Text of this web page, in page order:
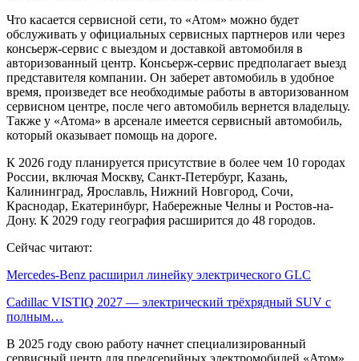
Что касается сервисной сети, то «Атом» можно будет
обслуживать у официальных сервисных партнеров или через
консьерж-сервис с выездом и доставкой автомобиля в
авторизованный центр. Консьерж-сервис предполагает выезд
представителя компании. Он заберет автомобиль в удобное
время, произведет все необходимые работы в авторизованном
сервисном центре, после чего автомобиль вернется владельцу.
Также у «Атома» в арсенале имеется сервисный автомобиль,
который оказывает помощь на дороге.
К 2026 году планируется присутствие в более чем 10 городах
России, включая Москву, Санкт-Петербург, Казань,
Калининград, Ярославль, Нижний Новгород, Сочи,
Краснодар, Екатеринбург, Набережные Челны и Ростов-на-
Дону. К 2029 году география расширится до 48 городов.
Сейчас читают:
Mercedes-Benz расширил линейку электрического GLC
Cadillac VISTIQ 2027 — электрический трёхрядный SUV с
полным…
В 2025 году свою работу начнет специализированный
сервисный центр для предсерийных электромобилей «Атом».